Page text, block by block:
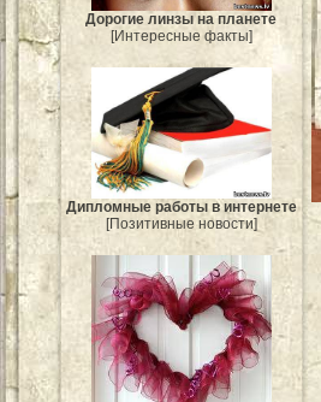
Дорогие линзы на планете
[Интересные факты]
Дипломные работы в интернете
[Позитивные новости]